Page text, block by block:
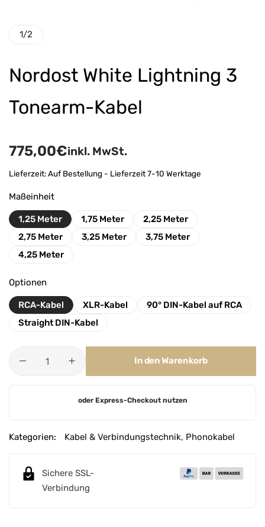
1/2
Nordost White Lightning 3
Tonearm-Kabel
775,00€inkl. MwSt.
Lieferzeit:Auf Bestellung - Lieferzeit 7-10 Werktage
Maßeinheit
1,25 Meter 1,75 Meter
2,25 Meter
2,75 Meter
3,25 Meter
3,75 Meter
4,25 Meter
Optionen
RCA-Kabel XLR-Kabel
90° DIN-Kabel auf RCA
Straight DIN-Kabel
In den Warenkorb
e
oder Express-Checkout nutzen
Kategorien: Kabel & Verbindungstechnik, Phonokabel
Sichere SSL-
Verbindung